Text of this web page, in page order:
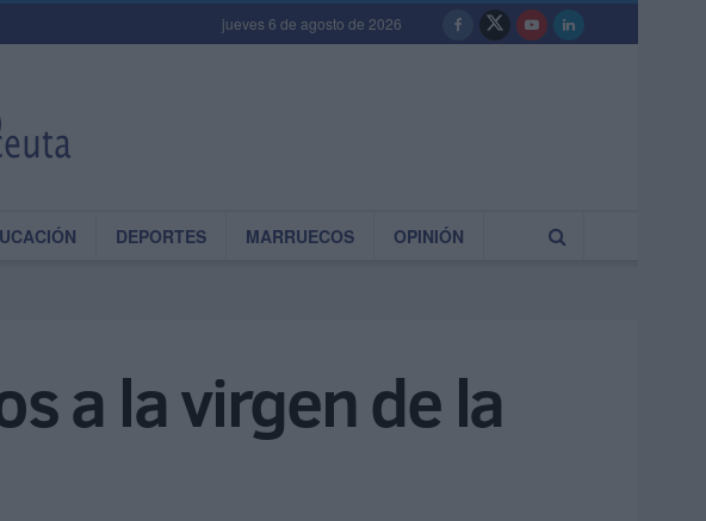
jueves 6 de agosto de 2026
DEPORTES MARRUECOS OPINIÓN
a la virgen de la